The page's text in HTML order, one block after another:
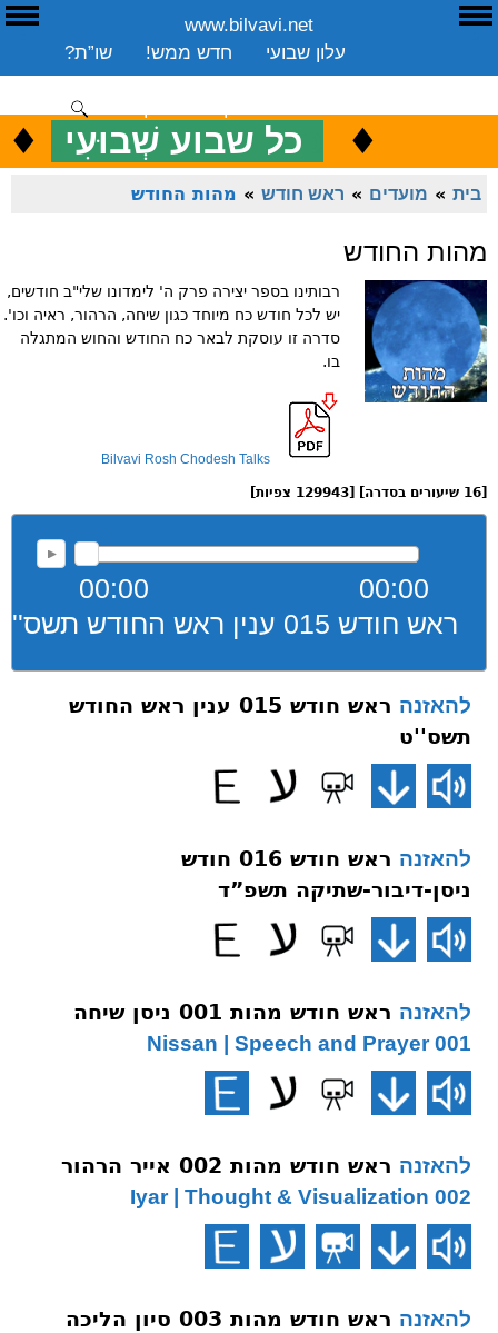
www.bilvavi.net
שו”ת?
חדש ממש!
עלון שבועי
שיעורים שבועי
ספרים
ארכיון
סקירה כללית
ENGLISH ♦ כל שבוע שְׁבוּעִי ♦
בית » מועדים » ראש חודש » מהות החודש
מהות החודש
רבותינו בספר יצירה פרק ה' לימדונו שלי"ב חודשים,
יש לכל חודש כח מיוחד כגון שיחה, הרהור, ראיה וכו'.
סדרה זו עוסקת לבאר כח החודש והחוש המתגלה
בו.
Bilvavi Rosh Chodesh Talks
00:00
00:00
ראש חודש 015 ענין ראש החודש תשס''ט
להאזנה
ראש חודש 015 ענין ראש החודש
תשס''ט
להאזנה
ראש חודש 016 חודש
ניסן-דיבור-שתיקה תשפ”ד
להאזנה ראש חודש מהות 001 ניסן שיחה
001 Nissan | Speech and Prayer
להאזנה ראש חודש מהות 002 אייר הרהור
002 Iyar | Thought & Visualization
להאזנה ראש חודש מהות 003 סיון הליכה